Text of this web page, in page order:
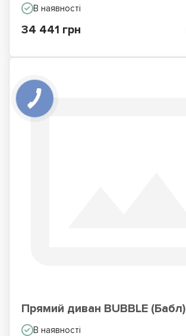
В наявності
34 441 грн
Прямий диван BUBBLE (Бабл)
В наявності